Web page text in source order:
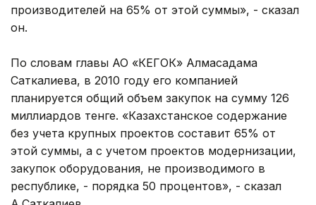
производителей на 65% от этой суммы», - сказал
он.
По словам главы АО «КЕГОК» Алмасадама
Саткалиева, в 2010 году его компанией
планируется общий объем закупок на сумму 126
миллиардов тенге. «Казахстанское содержание
без учета крупных проектов составит 65% от
этой суммы, а с учетом проектов модернизации,
закупок оборудования, не производимого в
республике, - порядка 50 процентов», - сказал